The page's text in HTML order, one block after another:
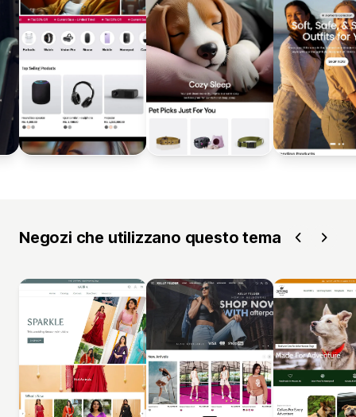
Negozi che utilizzano questo tema